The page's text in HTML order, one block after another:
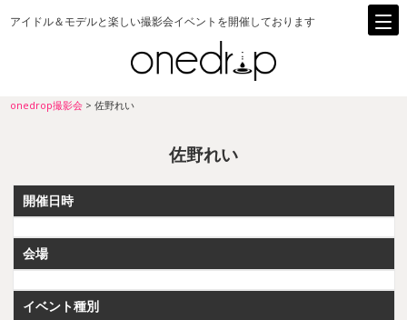
アイドル＆モデルと楽しい撮影会イベントを開催しております
onedrop撮影会 >佐野れい
佐野れい
開催日時
会場
イベント種別